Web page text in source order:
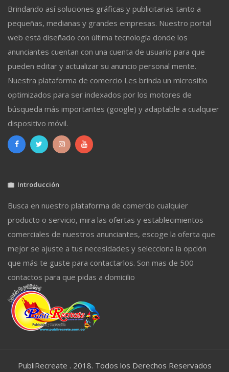
Brindando así soluciones gráficas y publicitarias tanto a
pequeñas, medianas y grandes empresas. Nuestro portal
web está diseñado con última tecnología donde los
anunciantes cuentan con una cuenta de usuario para que
pueden editar y actualizar su anuncio personal mente.
Nuestra plataforma de comercio Les brinda un micrositio
optimizados para ser indexados por los motores de
búsqueda más importantes (google) y adaptable a cualquier
dispositivo móvil.
Introducción
Busca en nuestro plataforma de comercio cualquier
producto o servicio, mira las ofertas y establecimientos
comerciales de nuestros anunciantes, escoge la oferta que
mejor se ajuste a tus necesidades y selecciona la opción
que más te guste para contactarlos. Son mas de 500
contactos para que pidas a domicilio
PubliRecreate . 2018. Todos los Derechos Reservados